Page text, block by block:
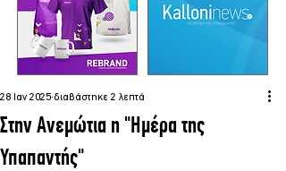
Στην Ανεμώτια η "Ημέρα της
Υπαπαντής"
28 Ιαν 2025 διαβάστηκε 2 λεπτά